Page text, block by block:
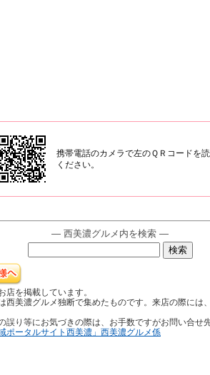
携帯電話のカメラで左のＱＲコードを
ください。
― 西美濃グルメ内を検索 ―
店を掲載しています。
西美濃グルメ独断で集めたものです。来店の際には
誤り等にお気づきの際は、お手数ですがお問い合せ
ポータルサイト西美濃」西美濃グルメ係